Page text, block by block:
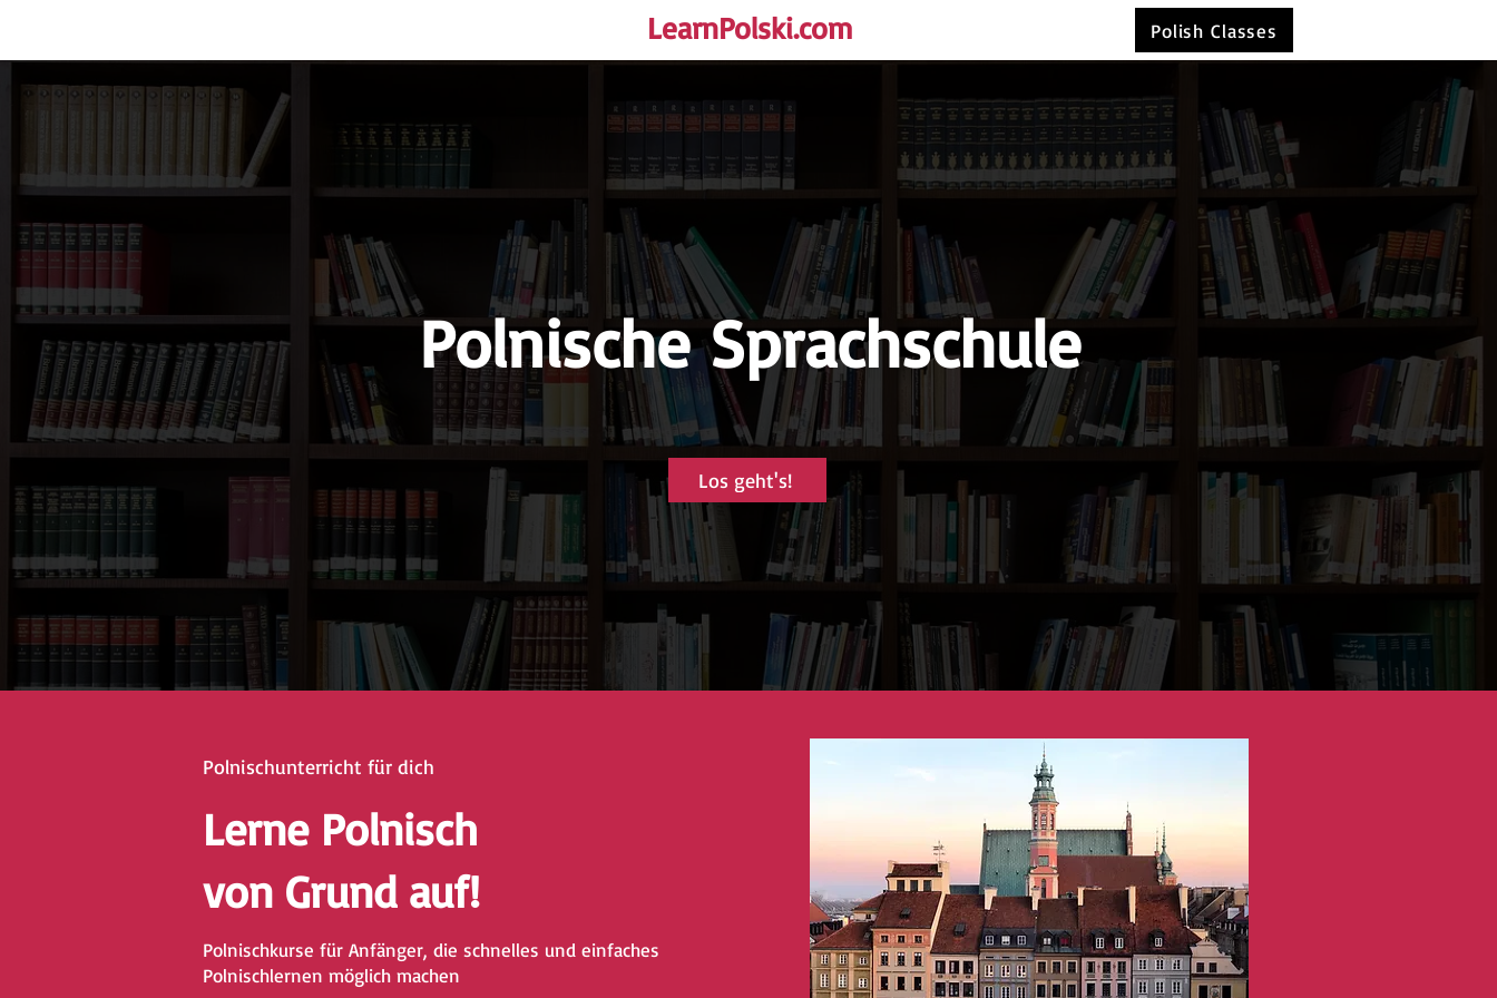
LearnPolski.com Polish Classes
Polnische Sprachschule
Los geht's!
Polnischunterricht für dich
Lerne Polnisch
von Grund auf!
Polnischkurse für Anfänger, die schnelles und einfaches
Polnischlernen möglich machen